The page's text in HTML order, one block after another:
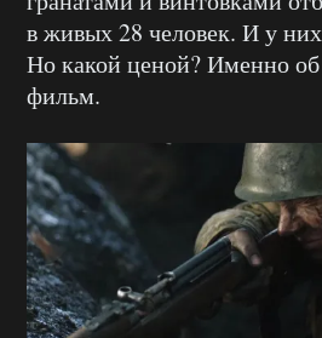
в живых 28 человек. И у
Но какой ценой? Именно
фильм.